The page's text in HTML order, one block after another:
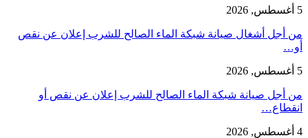
5 أغسطس, 2026
من أجل أشغال صيانة شبكة الماء الصالح للشرب إعلان عن نقص
أو…
5 أغسطس, 2026
من أجل صيانة شبكة الماء الصالح للشرب إعلان عن نقص أو
انقطاع…
4 أغسطس, 2026